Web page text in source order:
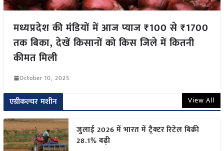
मध्यप्रदेश की मंडियों में आज प्याज ₹100 से ₹1700
तक बिका, देखें किसानों को किस जिले में कितनी
कीमत मिली
October 10, 2025
एग्रीकल्चर मशीन View All
जुलाई 2026 में भारत में ट्रैक्टर रिटेल बिक्री
28.1% बढ़ी